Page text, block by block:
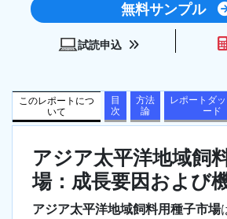
無料サンプル
試読申込
このレポートにつ
いて
目
次
方法
論
レポートダ
ード
アジア太平洋地域飼
場：成長要因および
アジア太平洋地域飼料用種子市場